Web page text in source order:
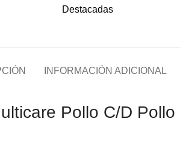
Destacadas
INFORMACIÓN ADICIONAL
Pollo C/D Pollo